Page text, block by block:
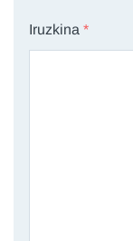
Iruzkina *